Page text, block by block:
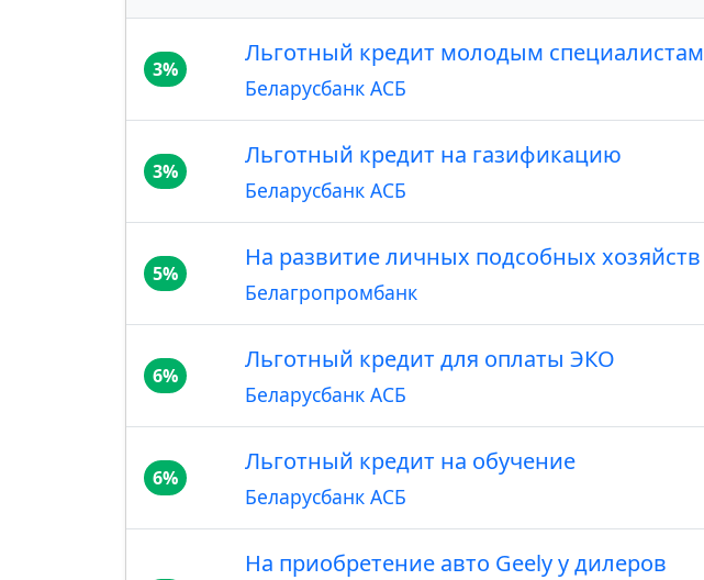
3%
Льготный кредит молодым специалистам
Беларусбанк АСБ
3%
Льготный кредит на газификацию
Беларусбанк АСБ
5%
На развитие личных подсобных хозяйств
Белагропромбанк
6%
Льготный кредит для оплаты ЭКО
Беларусбанк АСБ
6%
Льготный кредит на обучение
Беларусбанк АСБ
На приобретение авто Geely у дилеров